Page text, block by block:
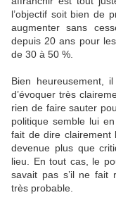
l’objectif soit bien de
augmenter sans
depuis 20 ans pour
de 30 à 50 %.
Bien heureusement,
d’évoquer très
rien de faire sauter
politique semble lui
fait de dire clairement
devenue plus que
lieu. En tout cas, le
savait pas s’il ne fait
très probable.